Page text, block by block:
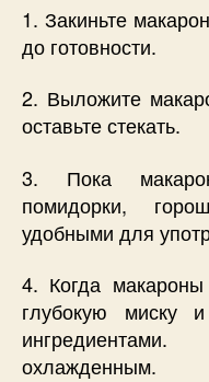
1. Закиньте
до готовности.
2. Выложите
оставьте стекать.
3. Пока
помидорки,
удобными для
4. Когда
глубокую миску
охлажденным.